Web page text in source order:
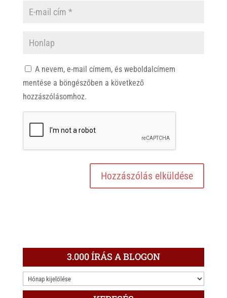
A nevem, e-mail címem, és weboldalcímem
mentése a böngészőben a következő
hozzászólásomhoz.
3.000 ÍRÁS A BLOGON
3.000
ÍRÁS